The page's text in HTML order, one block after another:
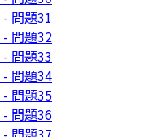
問題31
問題32
問題33
問題34
問題35
問題36